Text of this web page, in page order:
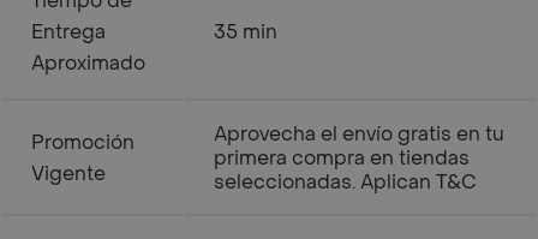
Entrega
Aproximado
35 min
Promoción
Vigente
Aprovecha el envío gratis en tu
primera compra en tiendas
seleccionadas. Aplican T&C